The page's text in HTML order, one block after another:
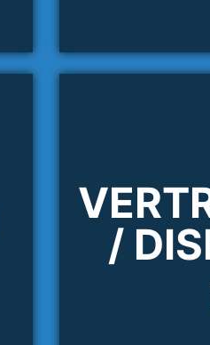
/